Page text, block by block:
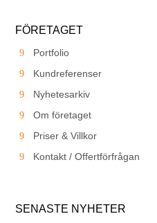
FÖRETAGET
Portfolio
Kundreferenser
Nyhetesarkiv
Om företaget
Priser & Villkor
Kontakt / Offertförfrågan
SENASTE NYHETER